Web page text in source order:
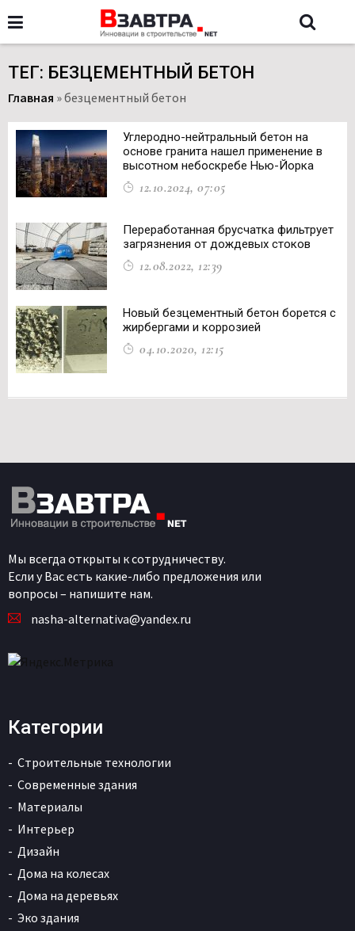
ТЕГ: БЕЗЦЕМЕНТНЫЙ БЕТОН
Главная »безцементный бетон
Углеродно-нейтральный бетон на
основе гранита нашел применение в
высотном небоскребе Нью-Йорка
12.10.2024, 07:05
Переработанная брусчатка фильтрует
загрязнения от дождевых стоков
12.08.2022, 12:39
Новый безцементный бетон борется с
жирбергами и коррозией
04.10.2020, 12:15
Мы всегда открыты к сотрудничеству.
Если у Вас есть какие-либо предложения или
вопросы – напишите нам.
nasha-alternativa@yandex.ru
Категории
Строительные технологии
Современные здания
Материалы
Интерьер
Дизайн
Дома на колесах
Дома на деревьях
Эко здания